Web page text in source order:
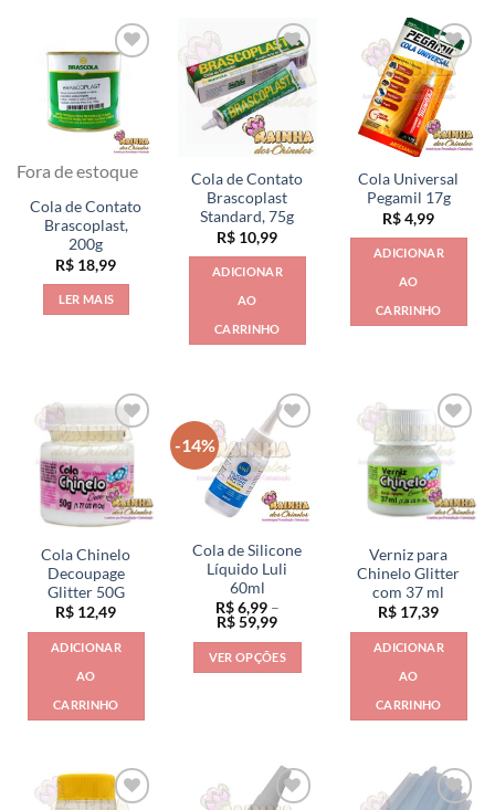
variantes.
As
opções
podem
ser
escolhidas
na
página
do
produto
Fora de estoque
Cola de Contato
Brascoplast,
200g
R$ 18,99
LER MAIS
Cola de Contato
Brascoplast
Standard, 75g
R$ 10,99
ADICIONAR
AO
CARRINHO
Cola Universal
Pegamil 17g
R$4,99
ADICIONAR
AO
CARRINHO
Cola Chinelo
Decoupage
Glitter 50G
R$ 12,49
ADICIONAR
AO
CARRINHO
-14%
Cola de Silicone
Líquido Luli
60ml
R$6,99 –
R$59,99Faixa
preço:
R$ 6,99
através
VER OPÇÕES
variantes.
As
Verniz para
Chinelo Glitter
com 37 ml
R$ 17,39
ADICIONAR
AO
CARRINHO